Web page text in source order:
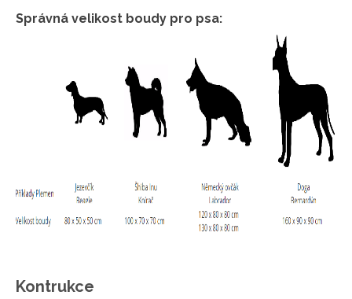
Správná velikost boudy pro psa:
Kontrukce